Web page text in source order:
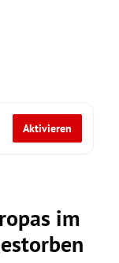
Aktivieren
im